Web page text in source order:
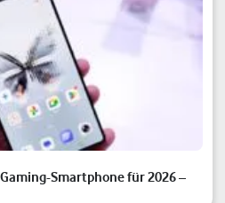
Gaming-Smartphone für 2026 –